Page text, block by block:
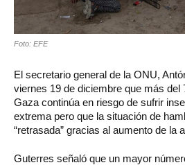
Foto: EFE
El secretario general de la ONU,
viernes 19 de diciembre que más del
Gaza continúa en riesgo de sufrir
extrema pero que la situación de
“retrasada” gracias al aumento de la
Guterres señaló que un mayor